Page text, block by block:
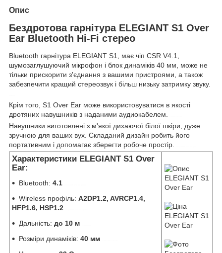
Опис
Бездротова гарнітура ELEGIANT S1 Over
Ear Bluetooth Hi-Fi стерео
Bluetooth гарнітура ELEGIANT S1, має чіп CSR V4.1,
шумозаглушуючий мікрофон і блок динаміків 40 мм, може не
тільки прискорити з'єднання з вашими пристроями, а також
забезпечити кращий стереозвук і більш низьку затримку звуку.
Крім того, S1 Over Ear може використовуватися в якості
дротяних навушників з наданими аудиокабелем.
Навушники виготовлені з м'якої дихаючої білої шкіри, дуже
зручною для ваших вух. Складаний дизайн робить його
портативним і допомагає зберегти робоче простір.
Характеристики ELEGIANT S1 Over
Ear:
Bluetooth: 4.1
Wireless профіль: A2DP1.2, AVRCP1.4,
HFP1.6, HSP1.2
Дальність: до 10 м
Розміри динаміків: 40 мм